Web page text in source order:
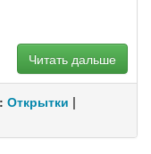
Читать дальше
Открытки |